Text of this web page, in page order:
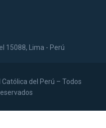
15088, Lima - Perú
del Perú – Todos